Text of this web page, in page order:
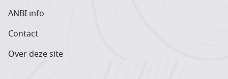
ANBI info
Contact
Over deze site